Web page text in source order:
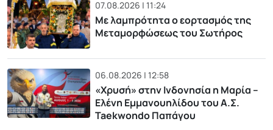
07.08.2026 | 11:24
Με λαμπρότητα ο εορτασμός της
Μεταμορφώσεως του Σωτήρος
06.08.2026 | 12:58
«Χρυσή» στην Ινδονησία η Μαρία –
Ελένη Εμμανουηλίδου του Α.Σ.
Taekwondo Παπάγου